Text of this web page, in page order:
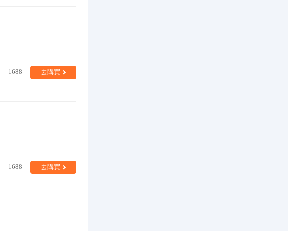
1688 去購買
1688 去購買